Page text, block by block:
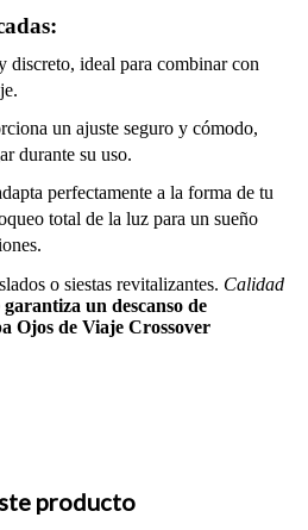
discreto, ideal para combinar con
un ajuste seguro y cómodo,
durante su uso.
perfectamente a la forma de tu
total de la luz para un sueño
o siestas revitalizantes. Calidad
garantiza un descanso de
Ojos de Viaje Crossover
producto